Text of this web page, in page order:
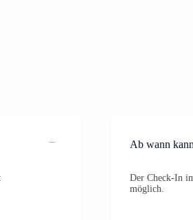
Ab wann
Der Check-In
möglich.